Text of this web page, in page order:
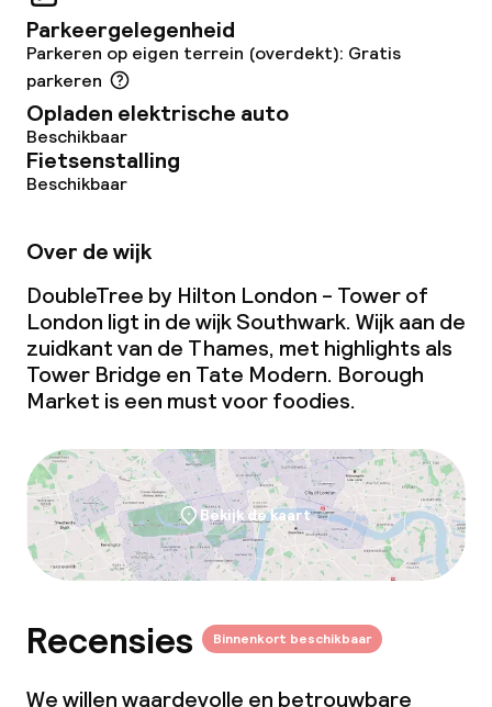
Wasfaciliteiten (wasmachine)
Wasservice
Zakelijke faciliteiten
Vergaderruimte
Eco-label
ISO 50001 – Energy management
management
Hilton LightStay
Beleid
Overal rookvrij
Parkeergelegenheid
Parkeren op eigen terrein (overdekt): Gratis
parkeren
Opladen elektrische auto
Beschikbaar
Fietsenstalling
Beschikbaar
Over de wijk
DoubleTree by Hilton London - Tower of
London ligt in de wijk Southwark. Wijk aan de
zuidkant van de Thames, met highlights als
Tower Bridge en Tate Modern. Borough
Market is een must voor foodies.
Bekijk de kaart
Recensies Binnenkort beschikbaar
We willen waardevolle en betrouwbare